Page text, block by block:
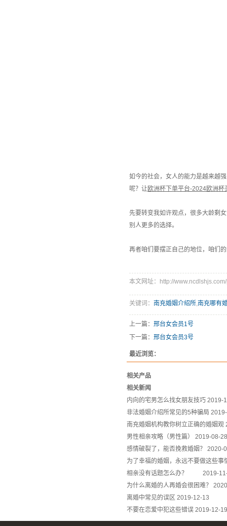
如今的社会，女人的能力是越来越
呢？让欧洲杯下单平台-2024欧洲杯
先要转变我如许观点，很多大龄剩
别人更多的选择。
再者咱们要摆正自己的地位，咱们
本文网址：http://
关键词： 南充婚姻介绍所,南充哪有
上一篇： 邢台女会员1号
下一篇： 邢台女会员3号
最近浏览：
相关产品
相关新闻
内向的宅男怎么找女朋友技巧 2019-
非法婚姻介绍所常见的5种骗局
南充婚姻机构教你树立正确的婚姻观
男性相亲攻略（男性篇）
2019-08-28
感情破裂了，能否挽救婚姻？
2020-
为了幸福的婚姻，永远不要做这些事
相亲没有话题怎么办？
2019-
为什么离婚的人再婚会很困难？
离婚中常见的误区 2019-12-13
不要在恋爱中犯这些错误 2019-12-19